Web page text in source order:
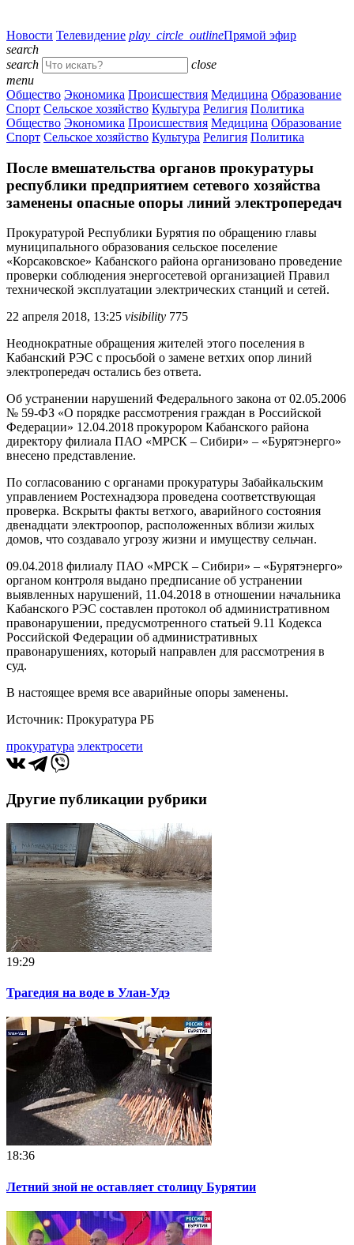
Новости Телевидение play_circle_outlineПрямой эфир
search
search
close
menu
Общество Экономика Происшествия Медицина Образование
Спорт Сельское хозяйство Культура Религия Политика
Общество Экономика Происшествия Медицина Образование
Спорт Сельское хозяйство Культура Религия Политика
После вмешательства органов прокуратуры
республики предприятием сетевого хозяйства
заменены опасные опоры линий электропередач
Прокуратурой Республики Бурятия по обращению главы
муниципального образования сельское поселение
«Корсаковское» Кабанского района организовано проведение
проверки соблюдения энергосетевой организацией Правил
технической эксплуатации электрических станций и сетей.
22 апреля 2018, 13:25 visibility 775
Неоднократные обращения жителей этого поселения в
Кабанский РЭС с просьбой о замене ветхих опор линий
электропередач остались без ответа.
Об устранении нарушений Федерального закона от 02.05.2006
№ 59-ФЗ «О порядке рассмотрения граждан в Российской
Федерации» 12.04.2018 прокурором Кабанского района
директору филиала ПАО «МРСК – Сибири» – «Бурятэнерго»
внесено представление.
По согласованию с органами прокуратуры Забайкальским
управлением Ростехнадзора проведена соответствующая
проверка. Вскрыты факты ветхого, аварийного состояния
двенадцати электроопор, расположенных вблизи жилых
домов, что создавало угрозу жизни и имуществу сельчан.
09.04.2018 филиалу ПАО «МРСК – Сибири» – «Бурятэнерго»
органом контроля выдано предписание об устранении
выявленных нарушений, 11.04.2018 в отношении начальника
Кабанского РЭС составлен протокол об административном
правонарушении, предусмотренного статьей 9.11 Кодекса
Российской Федерации об административных
правонарушениях, который направлен для рассмотрения в
суд.
В настоящее время все аварийные опоры заменены.
Источник: Прокуратура РБ
прокуратура электросети
Другие публикации рубрики
19:29
Трагедия на воде в Улан-Удэ
18:36
Летний зной не оставляет столицу Бурятии